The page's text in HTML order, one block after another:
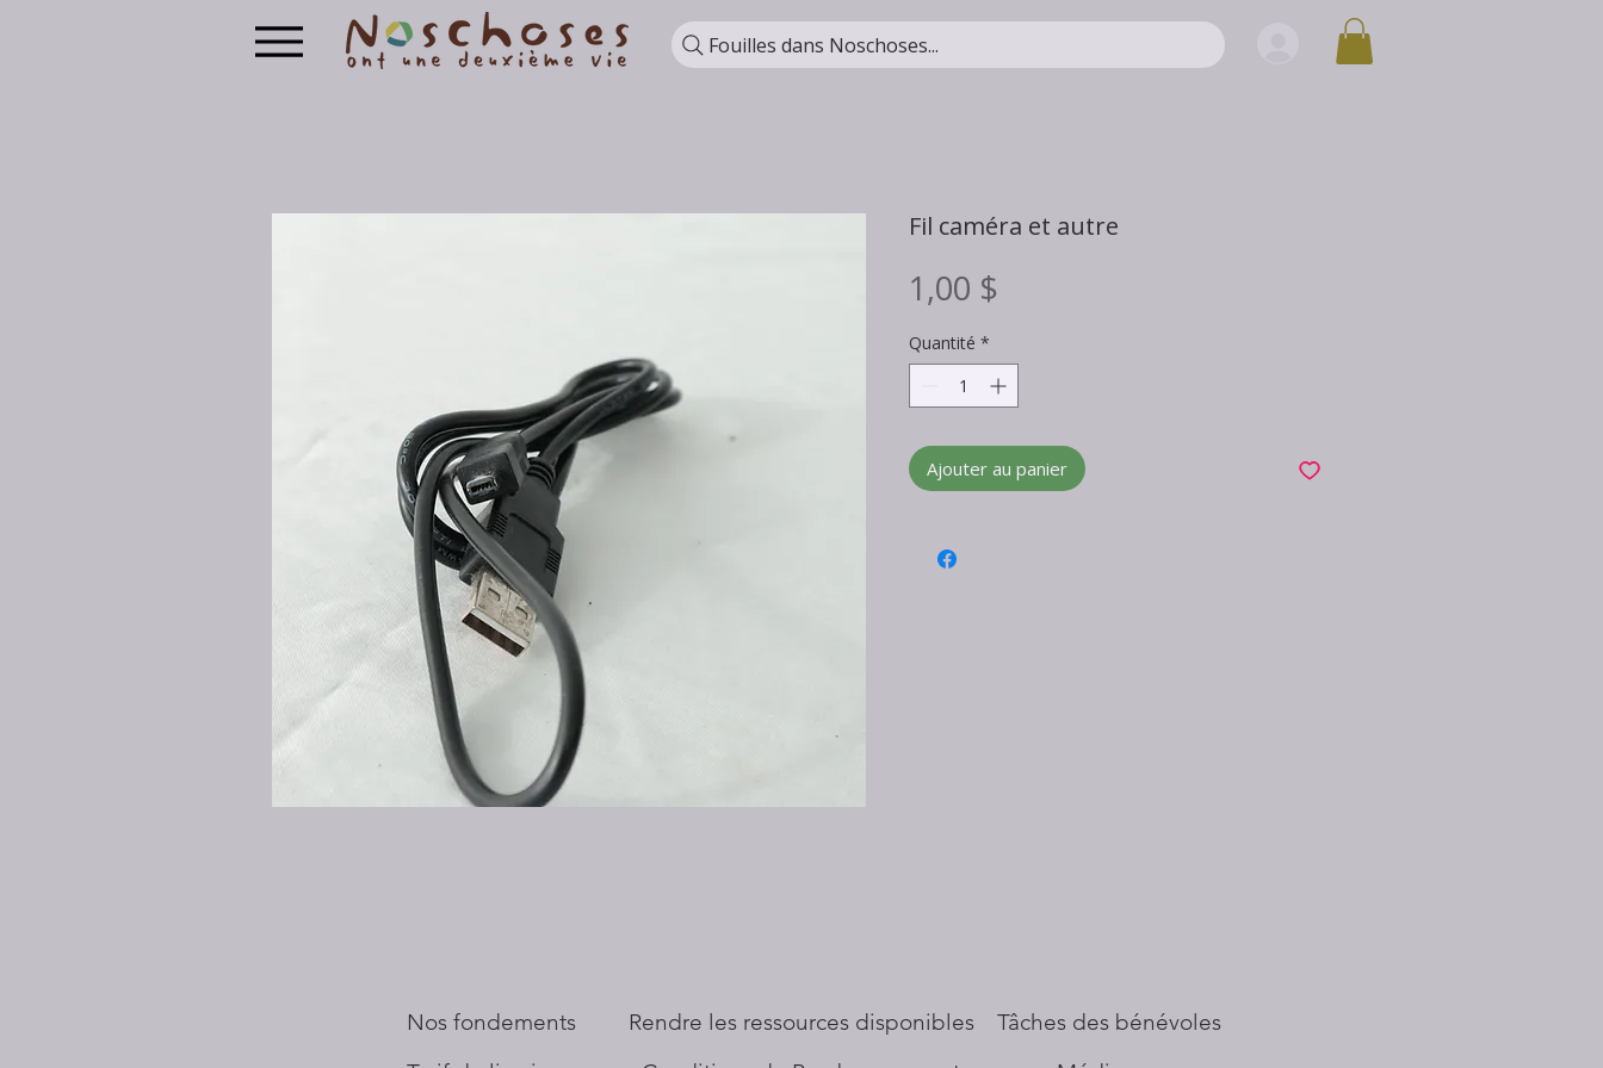
Fouilles dans Noschoses...
Fil caméra et autre
1,00 $
Quantité *
Ajouter au panier
Nos fondements
​Rendre les ressources disponibles
Tâches des bénévoles